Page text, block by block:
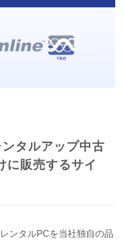
タルアップ中古
に販売するサイ
ンタルPCを当社独自の品